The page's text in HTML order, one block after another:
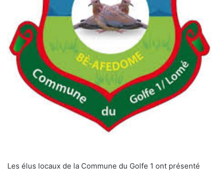
Les élus locaux de la Commune du Golfe 1 ont présenté